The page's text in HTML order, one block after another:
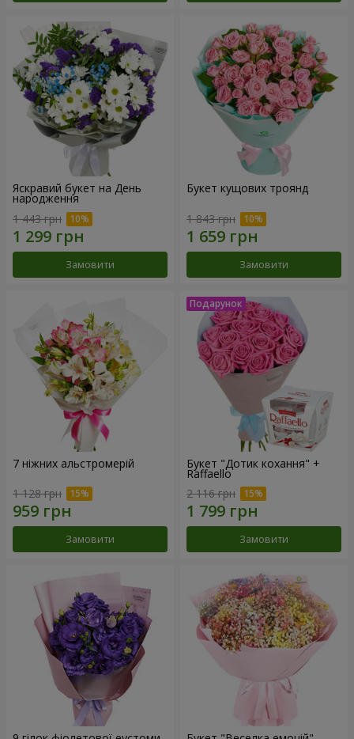
Яскравий букет на День
народження
1 443 грн
Замовити
Букет кущових троянд
1 843 грн
Замовити
7 ніжних альстромерій
1 128 грн
Замовити
Букет "Дотик кохання" +
Raffaello
2 116 грн
Замовити